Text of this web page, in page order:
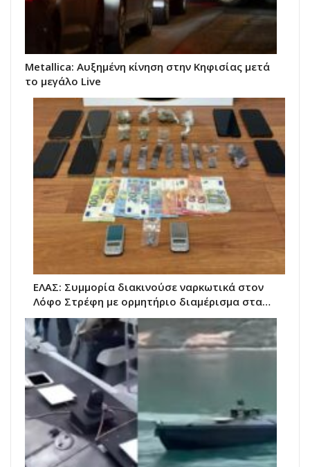
Metallica: Αυξημένη κίνηση στην Κηφισίας μετά
το μεγάλο Live
ΕΛΑΣ: Συμμορία διακινούσε ναρκωτικά στον
Λόφο Στρέφη με ορμητήριο διαμέρισμα στα…